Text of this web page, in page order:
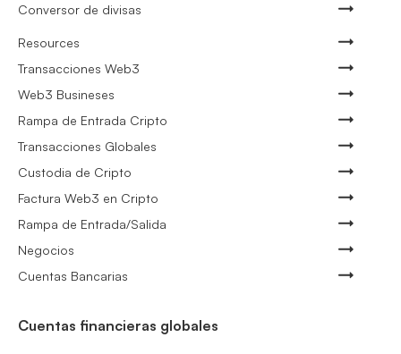
Conversor de divisas
Resources
Transacciones Web3
Web3 Busineses
Rampa de Entrada Cripto
Transacciones Globales
Custodia de Cripto
Factura Web3 en Cripto
Rampa de Entrada/Salida
Negocios
Cuentas Bancarias
Cuentas financieras globales